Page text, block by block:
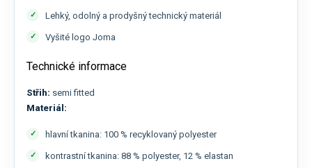
Lehký, odolný a prodyšný technický materiál
Vyšité logo Joma
Technické informace
Střih: semi fitted
Materiál:
hlavní tkanina: 100 % recyklovaný polyester
kontrastní tkanina: 88 % polyester, 12 % elastan